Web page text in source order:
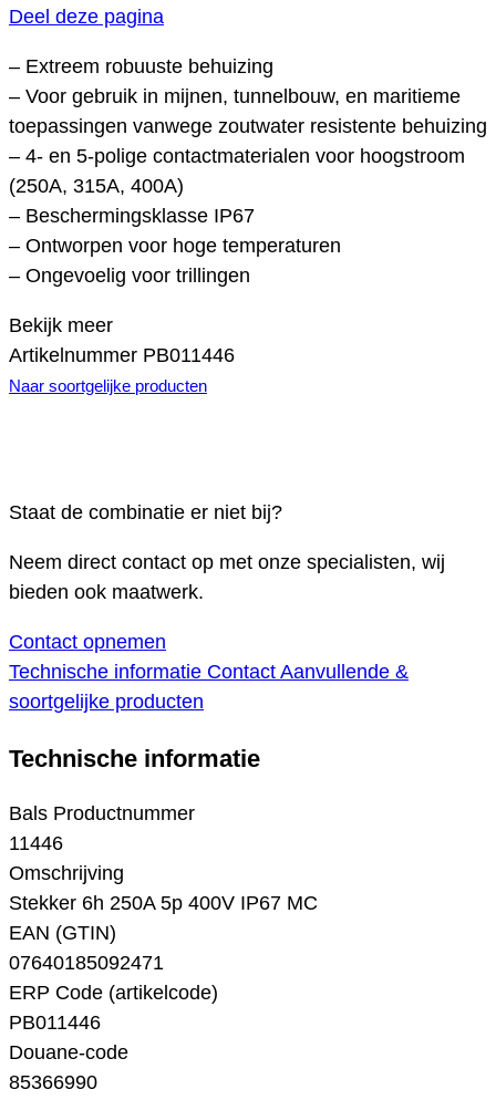
Deel deze pagina
– Extreem robuuste behuizing
– Voor gebruik in mijnen, tunnelbouw, en maritieme
toepassingen vanwege zoutwater resistente behuizing
– 4- en 5-polige contactmaterialen voor hoogstroom
(250A, 315A, 400A)
– Beschermingsklasse IP67
– Ontworpen voor hoge temperaturen
– Ongevoelig voor trillingen
Bekijk meer
Artikelnummer PB011446
Naar soortgelijke producten
Staat de combinatie er niet bij?
Neem direct contact op met onze specialisten, wij
bieden ook maatwerk.
Contact opnemen
Technische informatie Contact Aanvullende &
soortgelijke producten
Technische informatie
Bals Productnummer
11446
Omschrijving
Stekker 6h 250A 5p 400V IP67 MC
EAN (GTIN)
07640185092471
ERP Code (artikelcode)
PB011446
Douane-code
85366990